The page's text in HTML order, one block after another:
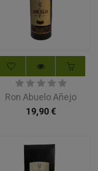
Ron Abuelo Añejo
19,90€